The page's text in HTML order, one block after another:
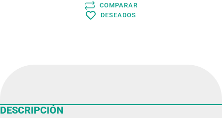
COMPARAR
DESEADOS
DESCRIPCIÓN